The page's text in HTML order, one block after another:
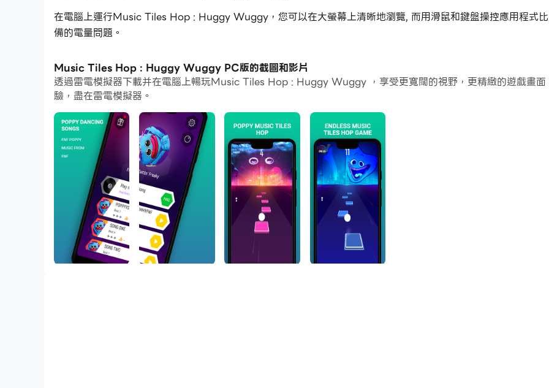
在電腦上運行Music Tiles Hop : Huggy Wuggy，您可以在大螢幕上清晰地瀏覽, 而用滑鼠和鍵盤操控應用程式
備的電量問題。
通過多開和同步功能，你甚至可以在PC上運行多個應用程式和帳戶。
而文件互傳功能讓分享圖像、影片和文件也變得非常容易。
下載Music Tiles Hop : Huggy Wuggy並在PC上運行。享受PC端的大螢幕和高畫質畫質吧!
您聽說過 Wuggy Music Tiles Hop 音樂遊戲嗎？使用 Wuggy Music Tiles Hop：您可以播放來自 FNF 的各
新的 Hop Tiles 3d 音樂遊戲將為 All Wuggy Songs 的粉絲創造全新的體驗。玩我們的 Hop Tiles 遊戲，在許多
Music Tiles Hop : Huggy Wuggy PC版的截圖和影片
透過雷電模擬器下載并在電腦上暢玩Music Tiles Hop : Huggy Wuggy ，享受更寬闊的視野，更精緻的遊戲畫面
驗，盡在雷電模擬器。